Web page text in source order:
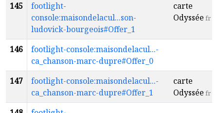
145
footlight-
console:maisondelacul...son-
ludovick-bourgeois#Offer_1
carte
Odyssée fr
146
footlight-console:maisondelacul...-
ca_chanson-marc-dupre#Offer_0
147
footlight-console:maisondelacul...-
ca_chanson-marc-dupre#Offer_1
carte
Odyssée fr